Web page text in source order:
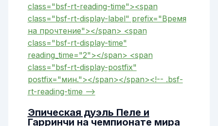
Эпическая дуэль Пеле и
Гарринчи на чемпионате мира